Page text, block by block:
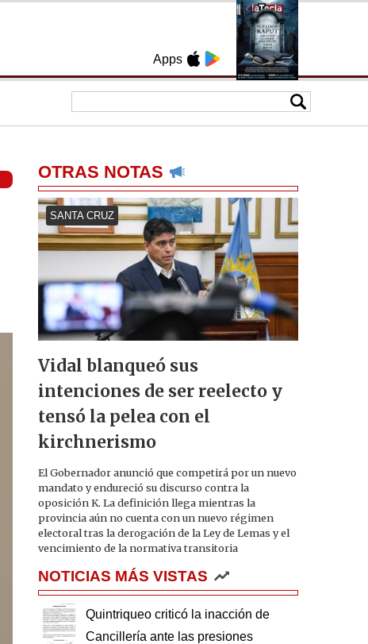
Apps
OTRAS NOTAS
SANTA CRUZ
Vidal blanqueó sus
intenciones de ser reelecto y
tensó la pelea con el
kirchnerismo
El Gobernador anunció que competirá por un nuevo
mandato y endureció su discurso contra la
oposición K. La definición llega mientras la
provincia aún no cuenta con un nuevo régimen
electoral tras la derogación de la Ley de Lemas y el
vencimiento de la normativa transitoria
NOTICIAS MÁS VISTAS
Quintriqueo criticó la inacción de
Cancillería ante las presiones